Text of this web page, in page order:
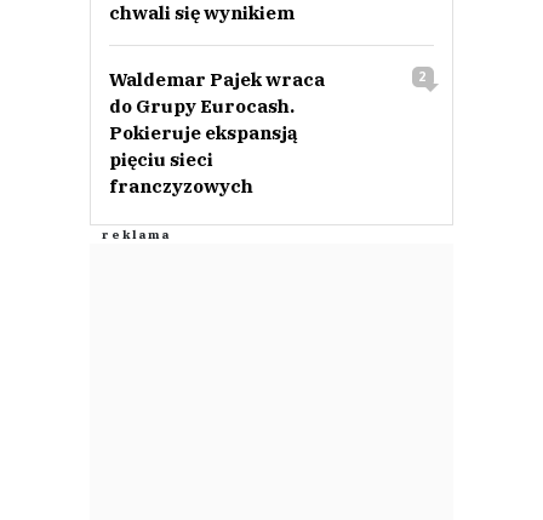
chwali się wynikiem
Waldemar Pajek wraca
do Grupy Eurocash.
Pokieruje ekspansją
pięciu sieci
franczyzowych
2